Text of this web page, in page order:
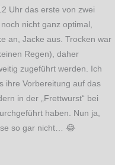
Uhr das erste von zwei
nicht ganz optimal,
an, Jacke aus. Trocken war
Regen), daher
zugeführt werden. Ich
ihre Vorbereitung auf das
in der „Frettwurst“ bei
haben. Nun ja,
so gar nicht… 😂